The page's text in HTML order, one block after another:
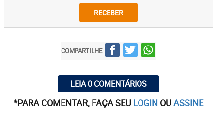
RECEBER
COMPARTILHE
LEIA 0 COMENTÁRIOS
*PARA COMENTAR, FAÇA SEU LOGIN OUASSINE